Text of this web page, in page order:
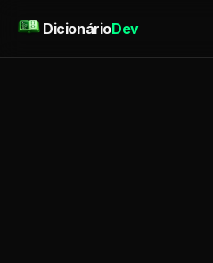
DicionárioDev